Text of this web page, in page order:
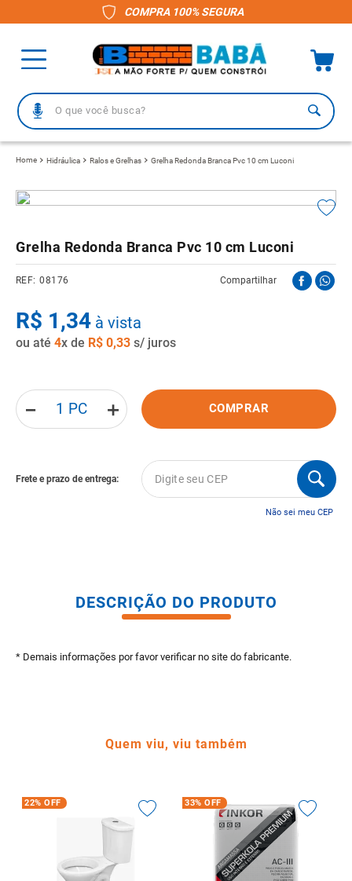
COMPRA 100% SEGURA
O que você busca?
Hidráulica Ralos e Grelhas Grelha Redonda Branca Pvc 10 cm Luconi
Grelha Redonda Branca Pvc 10 cm Luconi
08176 Compartilhar
R$ 1 ,34 à vista
ou até 4x de R$ 0,33 s/ juros
＋
－ COMPRAR
Não sei meu CEP
DESCRIÇÃO DO PRODUTO
* Demais informações por favor verificar no site do fabricante.
Quem viu, viu também
22% OFF 33% OFF
2º porcelanato
5 º gabinete banheiro
6º telha fibrocimento
7º revestimento
vaso sanitario caixa acoplada